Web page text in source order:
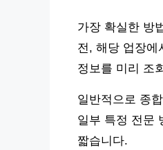
가장 확실한 방
전, 해당 업장에
정보를 미리 조
일반적으로 종
일부 특정 전문
짧습니다.